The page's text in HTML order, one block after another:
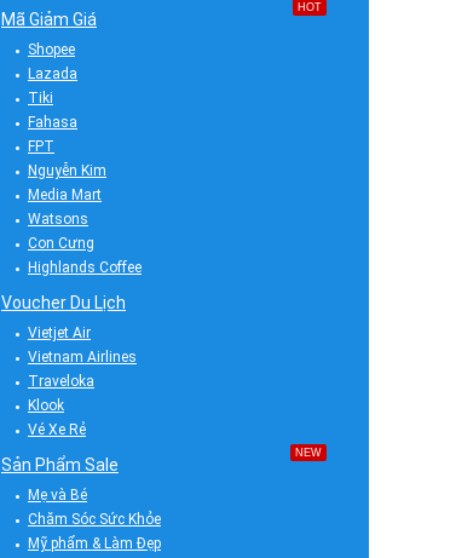
Mã Giảm Giá
HOT
Shopee
Lazada
Tiki
Fahasa
FPT
Nguyễn Kim
Media Mart
Watsons
Con Cưng
Highlands Coffee
Voucher Du Lịch
Vietjet Air
Vietnam Airlines
Traveloka
Klook
Vé Xe Rẻ
Sản Phẩm Sale
NEW
Mẹ và Bé
Chăm Sóc Sức Khỏe
Mỹ phẩm & Làm Đẹp